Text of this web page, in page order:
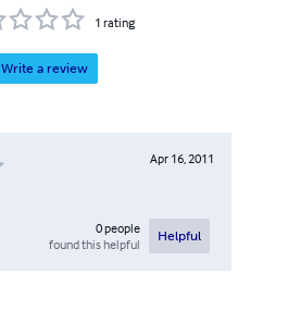
1 rating
Write a review
Apr 16, 2011
0people
found this helpful
Helpful